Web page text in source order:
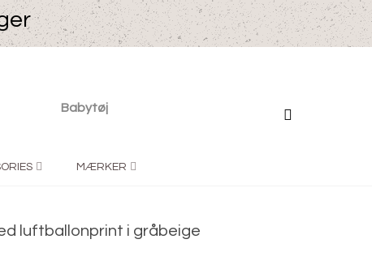
Babytøj
MÆRKER
luftballonprint i gråbeige